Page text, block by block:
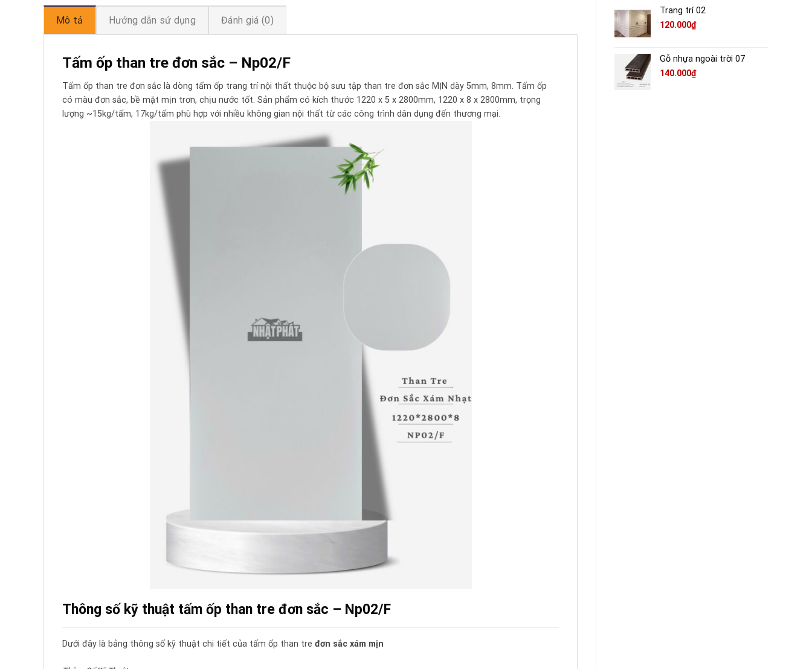
Trang trí 02
120.000₫
Gỗ nhựa ngoài trời 07
140.000₫
Mô tả Đánh giá (0)
Hướng dẫn sử dụng
Tấm ốp than tre đơn sắc – Np02/F
Tấm ốp than tre đơn sắc là dòng tấm ốp trang trí nội thất thuộc bộ sưu tập than tre đơn sắc MỊN dày 5mm, 8mm. Tấm ốp
có màu đơn sắc, bề mặt mịn trơn, chịu nước tốt. Sản phẩm có kích thước 1220 x 5 x 2800mm, 1220 x 8 x 2800mm, trọng
lượng ~15kg/tấm, 17kg/tấm phù hợp với nhiều không gian nội thất từ các công trình dân dụng đến thương mại.
Thông số kỹ thuật tấm ốp than tre đơn sắc – Np02/F
Dưới đây là bảng thông số kỹ thuật chi tiết của tấm ốp than tre đơn sắc xám mịn